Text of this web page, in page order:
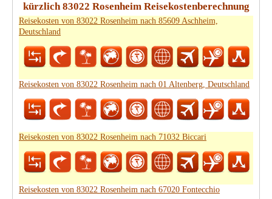
kürzlich 83022 Rosenheim Reisekostenberechnung
Reisekosten von 83022 Rosenheim nach 85609 Aschheim,
Deutschland
Reisekosten von 83022 Rosenheim nach 01 Altenberg, Deutschland
Reisekosten von 83022 Rosenheim nach 71032 Biccari
Reisekosten von 83022 Rosenheim nach 67020 Fontecchio